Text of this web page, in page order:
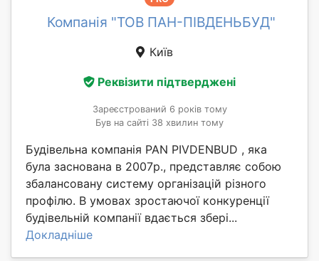
Компанія "ТОВ ПАН-ПІВДЕНЬБУД"
Київ
Реквізити підтверджені
Зареєстрований 6 років тому
Був на сайті 38 хвилин тому
Будівельна компанія PAN PIVDENBUD , яка
була заснована в 2007р., представляє собою
збалансовану систему організацій різного
профілю. В умовах зростаючої конкуренції
будівельній компанії вдається збері...
Докладніше